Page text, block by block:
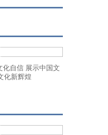
化自信 展示中国文
化新辉煌